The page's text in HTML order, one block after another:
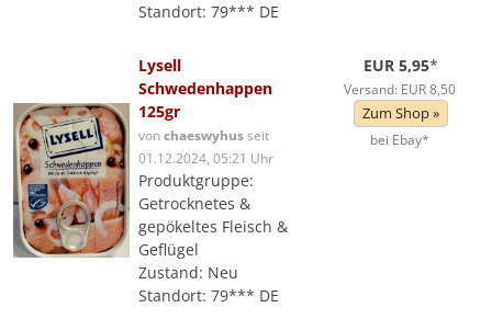
Standort: 79*** DE
Lysell
Schwedenhappen
125gr
vonchaeswyhusseit
01.12.2024, 05:21 Uhr
Produktgruppe:
Getrocknetes &
gepökeltes Fleisch &
Geflügel
Zustand: Neu
Standort: 79*** DE
EUR 5,95*
Versand: EUR 8,50
Zum Shop »
bei Ebay*